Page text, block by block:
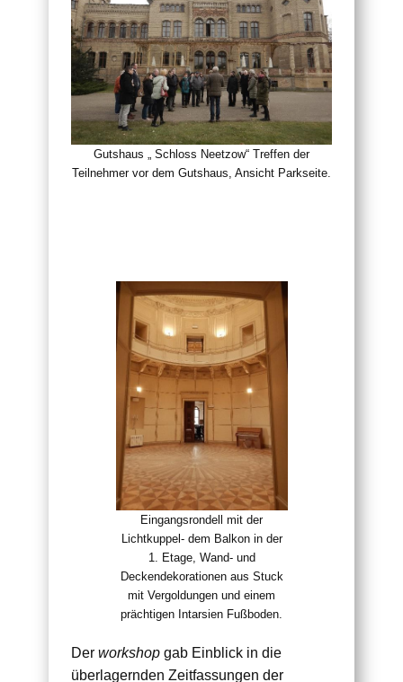
Gutshaus „ Schloss Neetzow“ Treffen der
Teilnehmer vor dem Gutshaus, Ansicht Parkseite.
Eingangsrondell mit der
Lichtkuppel- dem Balkon in der
1. Etage, Wand- und
Deckendekorationen aus Stuck
mit Vergoldungen und einem
prächtigen Intarsien Fußboden.
Der workshop gab Einblick in die
überlagernden Zeitfassungen der